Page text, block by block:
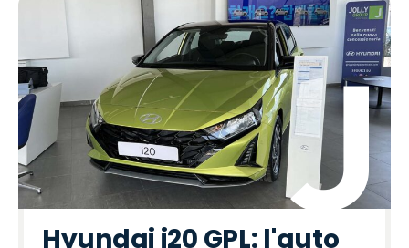
Hyundai i20 GPL: l'auto